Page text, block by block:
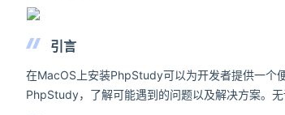
引言
在MacOS上安装PhpStudy可以为开发者提供一个
PhpStudy，了解可能遇到的问题以及解决方案。